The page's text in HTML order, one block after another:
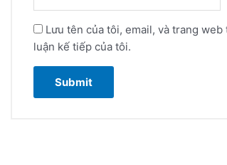
Lưu tên của tôi, email, và trang
luận kế tiếp của tôi.